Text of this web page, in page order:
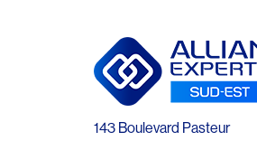
143 Boulevard Pasteur